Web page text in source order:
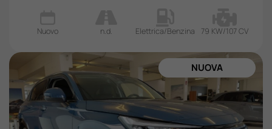
Contattaci
Nuovo n.d. Elettrica/Benzina 79 KW/107 CV
NUOVA